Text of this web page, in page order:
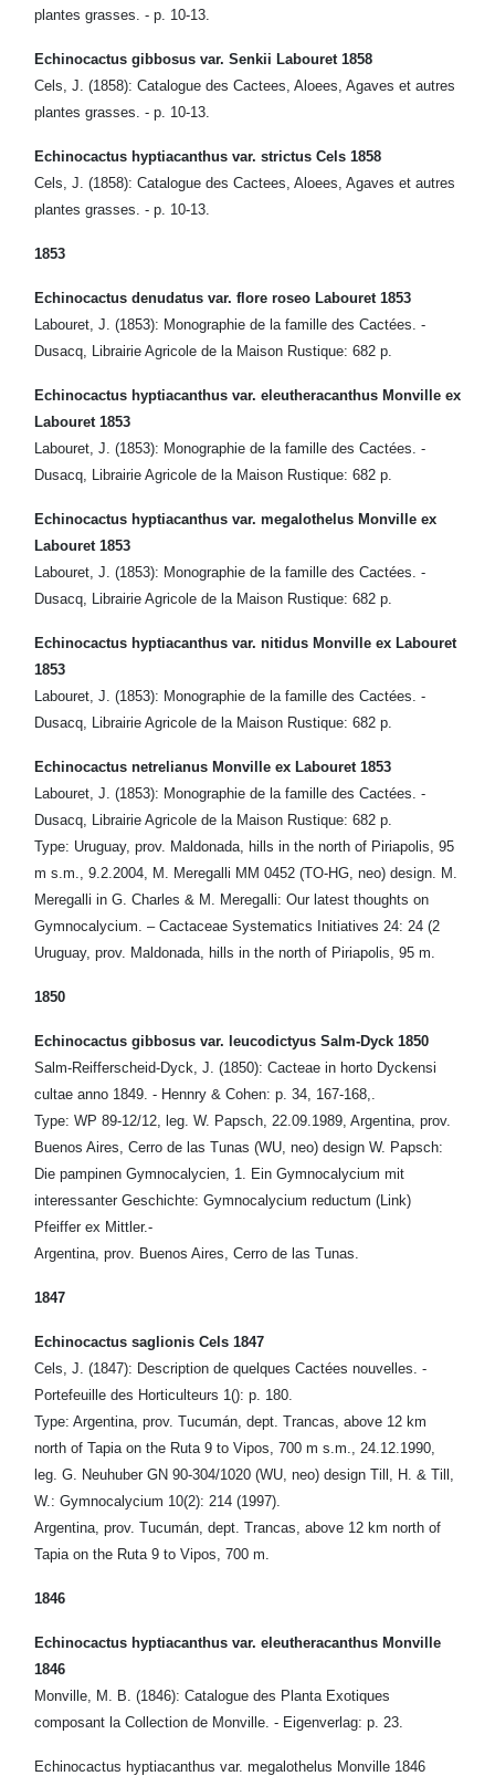
plantes grasses. - p. 10-13.
Echinocactus gibbosus var. Senkii Labouret 1858
Cels, J. (1858): Catalogue des Cactees, Aloees, Agaves et autres
plantes grasses. - p. 10-13.
Echinocactus hyptiacanthus var. strictus Cels 1858
Cels, J. (1858): Catalogue des Cactees, Aloees, Agaves et autres
plantes grasses. - p. 10-13.
1853
Echinocactus denudatus var. flore roseo Labouret 1853
Labouret, J. (1853): Monographie de la famille des Cactées. -
Dusacq, Librairie Agricole de la Maison Rustique: 682 p.
Echinocactus hyptiacanthus var. eleutheracanthus Monville ex
Labouret 1853
Labouret, J. (1853): Monographie de la famille des Cactées. -
Dusacq, Librairie Agricole de la Maison Rustique: 682 p.
Echinocactus hyptiacanthus var. megalothelus Monville ex
Labouret 1853
Labouret, J. (1853): Monographie de la famille des Cactées. -
Dusacq, Librairie Agricole de la Maison Rustique: 682 p.
Echinocactus hyptiacanthus var. nitidus Monville ex Labouret
1853
Labouret, J. (1853): Monographie de la famille des Cactées. -
Dusacq, Librairie Agricole de la Maison Rustique: 682 p.
Echinocactus netrelianus Monville ex Labouret 1853
Labouret, J. (1853): Monographie de la famille des Cactées. -
Dusacq, Librairie Agricole de la Maison Rustique: 682 p.
Type: Uruguay, prov. Maldonada, hills in the north of Piriapolis, 95
m s.m., 9.2.2004, M. Meregalli MM 0452 (TO-HG, neo) design. M.
Meregalli in G. Charles & M. Meregalli: Our latest thoughts on
Gymnocalycium. – Cactaceae Systematics Initiatives 24: 24 (2
Uruguay, prov. Maldonada, hills in the north of Piriapolis, 95 m.
1850
Echinocactus gibbosus var. leucodictyus Salm-Dyck 1850
Salm-Reifferscheid-Dyck, J. (1850): Cacteae in horto Dyckensi
cultae anno 1849. - Hennry & Cohen: p. 34, 167-168,.
Type: WP 89-12/12, leg. W. Papsch, 22.09.1989, Argentina, prov.
Buenos Aires, Cerro de las Tunas (WU, neo) design W. Papsch:
Die pampinen Gymnocalycien, 1. Ein Gymnocalycium mit
interessanter Geschichte: Gymnocalycium reductum (Link)
Pfeiffer ex Mittler.-
Argentina, prov. Buenos Aires, Cerro de las Tunas.
1847
Echinocactus saglionis Cels 1847
Cels, J. (1847): Description de quelques Cactées nouvelles. -
Portefeuille des Horticulteurs 1(): p. 180.
Type: Argentina, prov. Tucumán, dept. Trancas, above 12 km
north of Tapia on the Ruta 9 to Vipos, 700 m s.m., 24.12.1990,
leg. G. Neuhuber GN 90-304/1020 (WU, neo) design Till, H. & Till,
W.: Gymnocalycium 10(2): 214 (1997).
Argentina, prov. Tucumán, dept. Trancas, above 12 km north of
Tapia on the Ruta 9 to Vipos, 700 m.
1846
Echinocactus hyptiacanthus var. eleutheracanthus Monville
1846
Monville, M. B. (1846): Catalogue des Planta Exotiques
composant la Collection de Monville. - Eigenverlag: p. 23.
Echinocactus hyptiacanthus var. megalothelus Monville 1846